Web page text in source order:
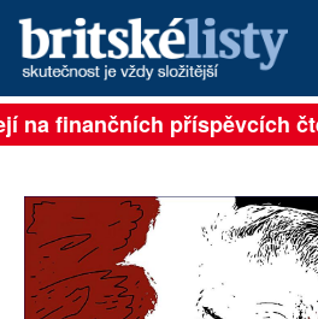
PŘIHLÁSIT
ARCHIV
ROZHOVORY
finančních příspěvcích